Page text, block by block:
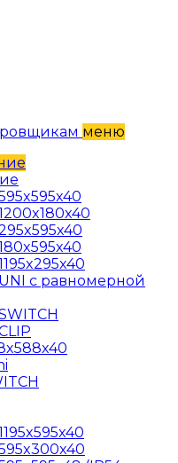
меню
UNI c равномерной